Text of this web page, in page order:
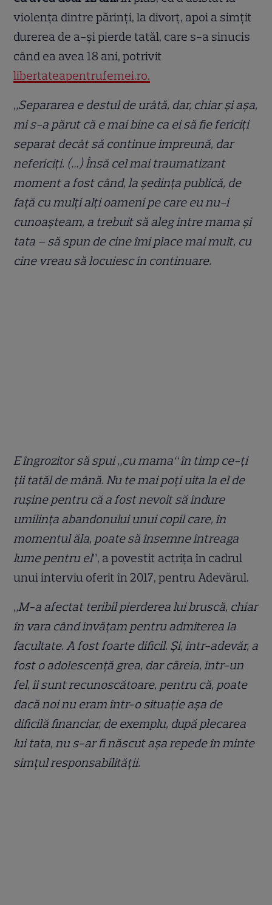
violența dintre părinți, la divorț, apoi a simțit
durerea de a-și pierde tatăl, care s-a sinucis
când ea avea 18 ani, potrivit
libertateapentrufemei.ro.
„Separarea e destul de urâtă, dar, chiar şi aşa,
mi s-a părut că e mai bine ca ei să fie fericiţi
separat decât să continue împreună, dar
nefericiţi. (…) Însă cel mai traumatizant
moment a fost când, la şedinţa publică, de
faţă cu mulţi alţi oameni pe care eu nu-i
cunoaşteam, a trebuit să aleg între mama şi
tata – să spun de cine îmi place mai mult, cu
cine vreau să locuiesc în continuare.
E îngrozitor să spui „cu mama“ în timp ce-ţi
ţii tatăl de mână. Nu te mai poţi uita la el de
ruşine pentru că a fost nevoit să îndure
umilinţa abandonului unui copil care, în
momentul ăla, poate să însemne întreaga
lume pentru el”, a povestit actrița în cadrul
unui interviu oferit în 2017, pentru Adevărul.
„M-a afectat teribil pierderea lui bruscă, chiar
în vara când învăţam pentru admiterea la
facultate. A fost foarte dificil. Şi, într-adevăr, a
fost o adolescenţă grea, dar căreia, într-un
fel, îi sunt recunoscătoare, pentru că, poate
dacă noi nu eram într-o situaţie aşa de
dificilă financiar, de exemplu, după plecarea
lui tata, nu s-ar fi născut aşa repede în minte
simţul responsabilităţii.